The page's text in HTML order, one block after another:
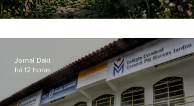
Jornal Daki
há 12 horas